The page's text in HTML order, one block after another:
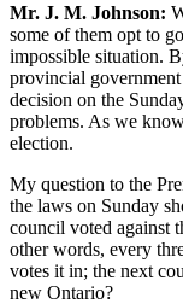
Mr. J. M. Johnson:
some of them opt to
impossible situation.
provincial
decision on the
problems. As we
election.
My question to the
the laws on Sunday
council voted against
other words, every
votes it in; the next
new Ontario?